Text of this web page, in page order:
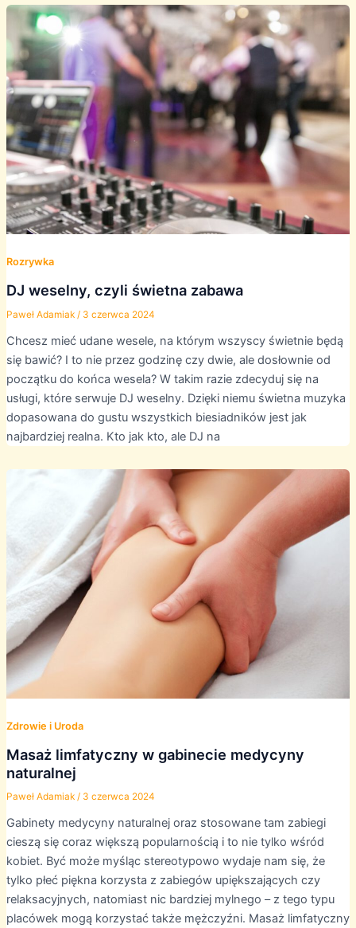
Rozrywka
DJ weselny, czyli świetna zabawa
Paweł Adamiak / 3 czerwca 2024
Chcesz mieć udane wesele, na którym wszyscy świetnie będą
się bawić? I to nie przez godzinę czy dwie, ale dosłownie od
początku do końca wesela? W takim razie zdecyduj się na
usługi, które serwuje DJ weselny. Dzięki niemu świetna muzyka
dopasowana do gustu wszystkich biesiadników jest jak
najbardziej realna. Kto jak kto, ale DJ na
Zdrowie i Uroda
Masaż limfatyczny w gabinecie medycyny
naturalnej
Paweł Adamiak / 3 czerwca 2024
Gabinety medycyny naturalnej oraz stosowane tam zabiegi
cieszą się coraz większą popularnością i to nie tylko wśród
kobiet. Być może myśląc stereotypowo wydaje nam się, że
tylko płeć piękna korzysta z zabiegów upiększających czy
relaksacyjnych, natomiast nic bardziej mylnego – z tego typu
placówek mogą korzystać także mężczyźni. Masaż limfatyczny